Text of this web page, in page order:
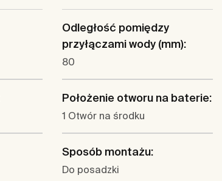
Odległość pomiędzy
przyłączami wody (mm):
80
Położenie otworu na baterie:
1 Otwór na środku
Sposób montażu:
Do posadzki